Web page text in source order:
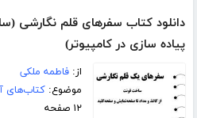
دانلود کتاب سفرهای قلم نگارشی
پیاده سازی در کامپیوتر)
از:فاطمه ملکی
موضوع:کتاب‌های
۱۲ صفحه